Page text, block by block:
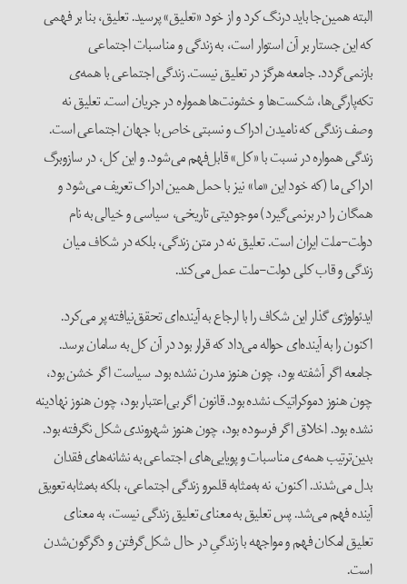
البته همین‌جا باید درنگ کرد و از خود «تعلیق» پرسید. تعلیق، بنا بر فهمی
که این جستار بر آن استوار است، به زندگی و مناسبات اجتماعی
بازنمی‌گردد. جامعه هرگز در تعلیق نیست. زندگی اجتماعی با همه‌ی
تکه‌پارگی‌ها، شکست‌ها و خشونت‌ها همواره در جریان است. تعلیق نه
وصف زندگی که نامیدن ادراک و نسبتی خاص با جهان اجتماعی است.
زندگی همواره در نسبت با «کل» قابل‌فهم می‌شود. و این کل، در سازوبرگ
ادراکی ما (که خود این «ما» نیز با حمل همین ادراک تعریف می‌شود و
همگان را در برنمی‌گیرد) موجودیتی تاریخی، سیاسی و خیالی به نام
دولت-ملت ایران است. تعلیق نه در متن زندگی، بلکه در شکاف میان
زندگی و قاب کلی دولت-ملت عمل می‌کند.
ایدئولوژی گذار این شکاف را با ارجاع به آینده‌ای تحقق‌نیافته پر می‌کرد.
اکنون را به آینده‌ای حواله می‌داد که قرار بود در آن کل به سامان برسد.
جامعه اگر آشفته بود، چون هنوز مدرن نشده بود. سیاست اگر خشن بود،
چون هنوز دموکراتیک نشده بود. قانون اگر بی‌اعتبار بود، چون هنوز نهادینه
نشده بود. اخلاق اگر فرسوده بود، چون هنوز شهروندی شکل نگرفته بود.
بدین‌ترتیب همه‌ی مناسبات و پویایی‌های اجتماعی به نشانه‌های فقدان
بدل می‌شدند. اکنون، نه به‌مثابه قلمرو زندگی اجتماعی، بلکه به‌مثابه تعویق
آینده فهم می‌شد. پس تعلیق به معنای تعلیق زندگی نیست، به معنای
تعلیق امکان فهم و مواجهه با زندگیِ در حال شکل‌گرفتن و دگرگون‌شدن
است.